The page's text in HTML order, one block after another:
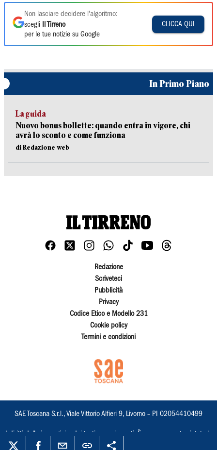
Non lasciare decidere l'algoritmo:
scegli
Il Tirreno
per le tue notizie su Google
CLICCA QUI
In Primo Piano
La guida
Nuovo bonus bollette: quando entra in vigore, chi
avrà lo sconto e come funziona
di Redazione web
Redazione
Scriveteci
Pubblicità
Privacy
Codice Etico e Modello 231
Cookie policy
Termini e condizioni
SAE Toscana S.r.l., Viale Vittorio Alfieri 9, Livorno – PI 02054410499
I diritti delle immagini e dei testi sono riservati. È espressamente vietata la
loro riproduzione con qualsiasi mezzo e l'adattamento totale o parziale.